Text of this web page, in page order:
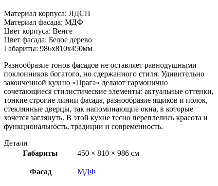
Материал корпуса: ЛДСП
Материал фасада: МДФ
Цвет корпуса: Венге
Цвет фасада: Белое дерево
Габариты: 986х810х450мм
Разнообразие тонов фасадов не оставляет равнодушными
поклонников богатого, но сдержанного стиля. Удивительно
законченной кухню «Прага» делают гармонично
сочетающиеся стилистические элементы: актуальные оттенки,
тонкие строгие линии фасада, разнообразие ящиков и полок,
стеклянные дверцы, так напоминающие окна, в которые
хочется заглянуть. В этой кухне тесно переплелись красота и
функциональность, традиции и современность.
Детали
Габариты
450 × 810 × 986 см
Фасад МДФ